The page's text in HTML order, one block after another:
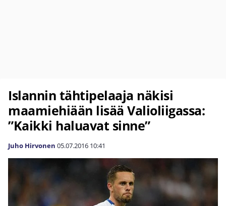
Islannin tähtipelaaja näkisi
maamiehiään lisää Valioliigassa:
”Kaikki haluavat sinne”
Juho Hirvonen 05.07.2016 10:41